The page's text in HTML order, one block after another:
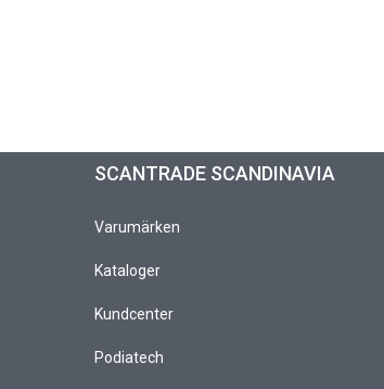
SCANTRADE SCANDINAVIA
Varumärken
Kataloger
Kundcenter
Podiatech